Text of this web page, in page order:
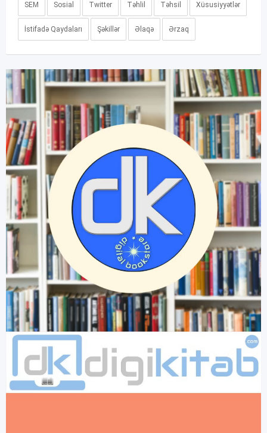
SEM Sosial Twitter Təhlil Təhsil Xüsusiyyətlər
İstifadə Qaydaları Şəkillər Əlaqə Ərzaq